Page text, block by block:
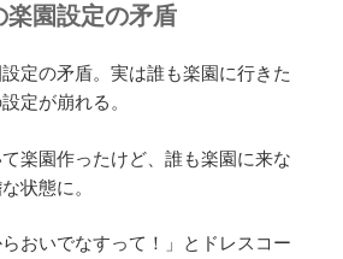
楽園設定の矛盾
定の矛盾。実は誰も楽園に行きた
定が崩れる。
楽園作ったけど、誰も楽園に来な
状態に。
らおいでなすって！」とドレスコー